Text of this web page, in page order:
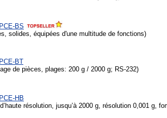
BS
solides, équipées d'une multitude de fonctions)
BT
de pièces, plages: 200 g / 2000 g; RS-232)
HB
résolution, jusqu’à 2000 g, résolution 0,001 g,